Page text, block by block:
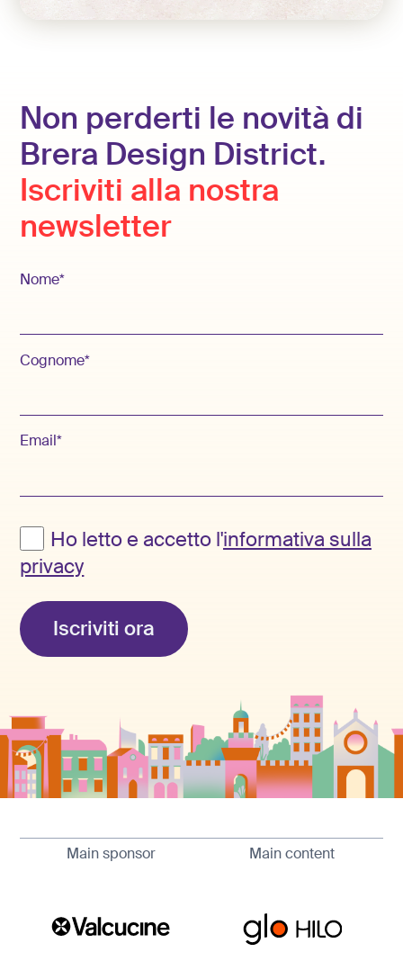
Non perderti le novità di
Brera Design District.
Iscriviti alla nostra
newsletter
Nome*
Cognome*
Email*
Ho letto e accetto l'informativa sulla
privacy
Iscriviti ora
Main sponsor Main content